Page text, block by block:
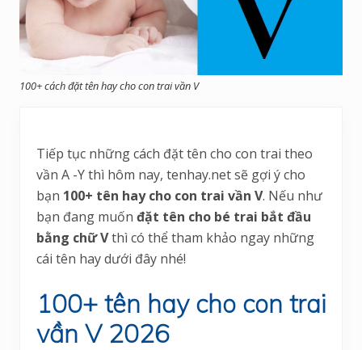
100+ cách đặt tên hay cho con trai vần V
Tiếp tục những cách đặt tên cho con trai theo
vần A -Y thì hôm nay, tenhay.net sẽ gợi ý cho
bạn 100+ tên hay cho con trai vần V. Nếu như
bạn đang muốn đặt tên cho bé trai bắt đầu
bằng chữ Vthì có thể tham khảo ngay những
cái tên hay dưới đây nhé!
100+ tên hay cho con trai
vần V 2026